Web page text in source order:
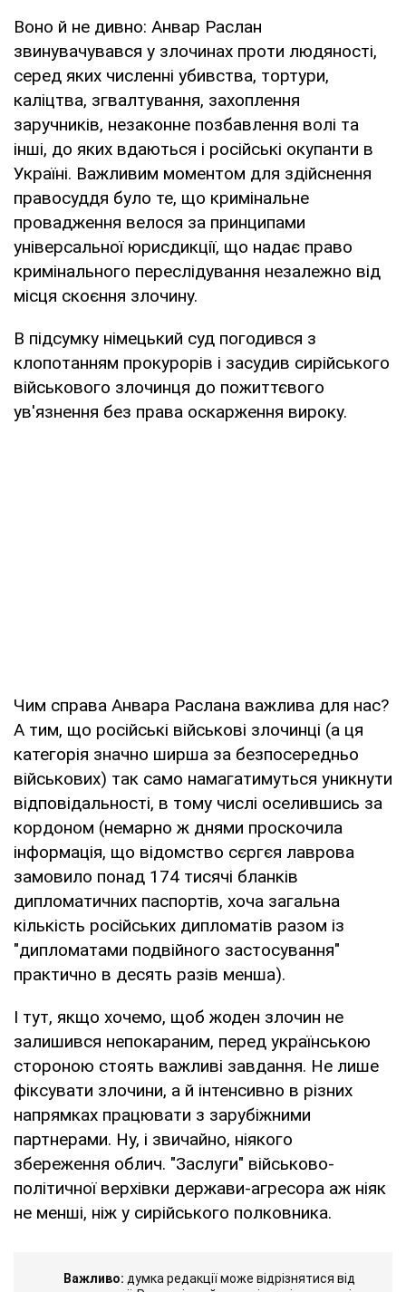
Воно й не дивно: Анвар Раслан
звинувачувався у злочинах проти людяності,
серед яких численні убивства, тортури,
каліцтва, згвалтування, захоплення
заручників, незаконне позбавлення волі та
інші, до яких вдаються і російські окупанти в
Україні. Важливим моментом для здійснення
правосуддя було те, що кримінальне
провадження велося за принципами
універсальної юрисдикції, що надає право
кримінального переслідування незалежно від
місця скоєння злочину.
В підсумку німецький суд погодився з
клопотанням прокурорів і засудив сирійського
військового злочинця до пожиттєвого
ув'язнення без права оскарження вироку.
Чим справа Анвара Раслана важлива для нас?
А тим, що російські військові злочинці (а ця
категорія значно ширша за безпосередньо
військових) так само намагатимуться уникнути
відповідальності, в тому числі оселившись за
кордоном (немарно ж днями проскочила
інформація, що відомство сєргєя лаврова
замовило понад 174 тисячі бланків
дипломатичних паспортів, хоча загальна
кількість російських дипломатів разом із
"дипломатами подвійного застосування"
практично в десять разів менша).
І тут, якщо хочемо, щоб жоден злочин не
залишився непокараним, перед українською
стороною стоять важливі завдання. Не лише
фіксувати злочини, а й інтенсивно в різних
напрямках працювати з зарубіжними
партнерами. Ну, і звичайно, ніякого
збереження облич. "Заслуги" військово-
політичної верхівки держави-агресора аж ніяк
не менші, ніж у сирійського полковника.
Важливо: думка редакції може відрізнятися від